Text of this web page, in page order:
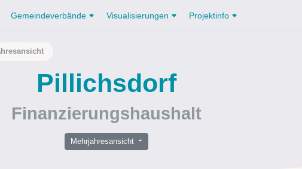
Gemeindeverbände Visualisierungen Projektinfo
Pillichsdorf
Finanzierungshaushalt
Mehrjahresansicht